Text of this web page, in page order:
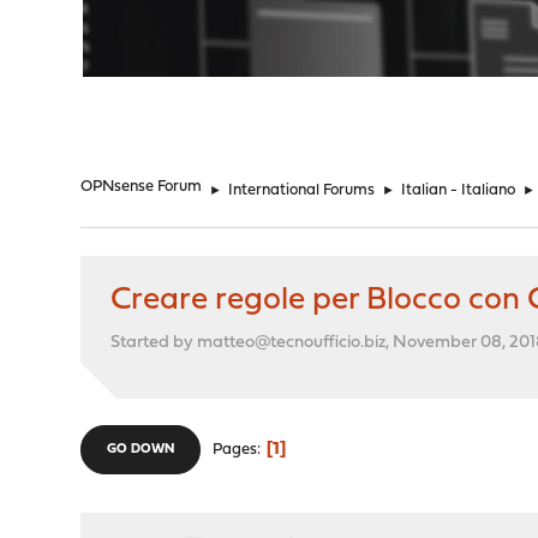
OPNsense Forum ► International Forums ► Italian - Italiano ►
Creare regole per Blocco con
Started by matteo@tecnoufficio.biz, November 08,
GO DOWN Pages 1